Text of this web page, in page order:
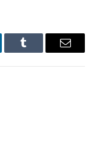
Tumblr Email